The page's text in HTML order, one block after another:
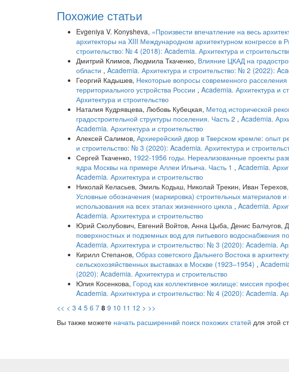
Похожие статьи
Evgeniya V. Konysheva, «Произвести впечатление на весь
архитекторы на XIII Международном архитектурном конгрессе в
строительство: № 4 (2018): Academia. Архитектура и
Дмитрий Климов, Людмила Ткаченко, Влияние ЦКАД на
области , Academia. Архитектура и строительство: № 2 (2022):
Георгий Кадышев, Некоторые вопросы современного
территориального устройства России , Academia. Архитектура и
Архитектура и строительство
Наталия Кудрявцева, Любовь Кубецкая, Метод исторической
градостроительной структуры поселения. Часть 2 , Academia.
Academia. Архитектура и строительство
Алексей Салимов, Архиерейский двор в Тверском кремле: опыт
и строительство: № 3 (2020): Academia. Архитектура и
Сергей Ткаченко, 1922-1956 годы. Нереализованные проекты
ядра Москвы на примере Аллеи Ильича. Часть 1 , Academia.
Academia. Архитектура и строительство
Николай Келасьев, Эмиль Кодыш, Николай Трекин, Иван
Условные обозначения (маркировка) строительных материалов
использования на всех этапах жизненного цикла , Academia.
Academia. Архитектура и строительство
Юрий Сколубович, Евгений Войтов, Анна Цыба, Денис Балчугов,
поверхностных и подземных вод для питьевого водоснабжения
Academia. Архитектура и строительство: № 3 (2020): Academia.
Кирилл Степанов, Образ советского Дальнего Востока в
сельскохозяйственных выставках в Москве (1923–1954) ,
(2020): Academia. Архитектура и строительство
Юлия Косенкова, Город как коллективное жилище: миссия
Academia. Архитектура и строительство: № 4 (2020): Academia.
<< < 3 4 5 6 7 8 9 10 11 12 > >>
Вы также можете начать расширеннвй поиск похожих статей для этой